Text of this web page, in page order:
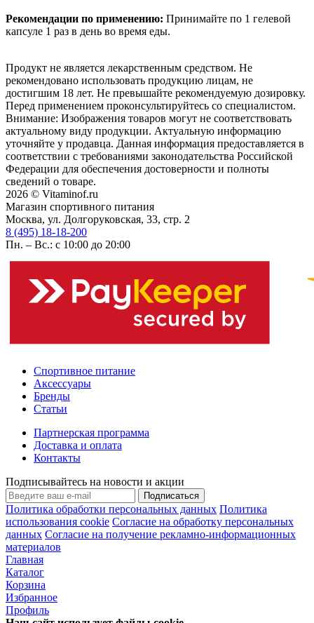
Рекомендации по применению: Принимайте по 1 гелевой
капсуле 1 раз в день во время еды.
Продукт не является лекарственным средством. Не
рекомендовано использовать продукцию лицам, не
достигшим 18 лет. Не превышайте рекомендуемую дозировку.
Перед применением проконсультируйтесь со специалистом.
Внимание: Изображения товаров могут не соответствовать
актуальному виду продукции. Актуальную информацию
уточняйте у продавца. Данная информация предоставляется в
соответствии с требованиями законодательства Российской
Федерации для обеспечения достоверности и полноты
сведений о товаре.
2026 © Vitaminof.ru
Магазин спортивного питания
Москва, ул. Долгоруковская, 33, стр. 2
8 (495) 18-18-200
Пн. – Вс.: с 10:00 до 20:00
Спортивное питание
Аксессуары
Бренды
Статьи
Партнерская программа
Доставка и оплата
Контакты
Подписывайтесь на новости и акции
Подписаться
Политика обработки персональных данных Политика
использования cookie Согласие на обработку персональных
данных Согласие на получение рекламно-информационных
материалов
Главная
Каталог
Корзина
Избранное
Профиль